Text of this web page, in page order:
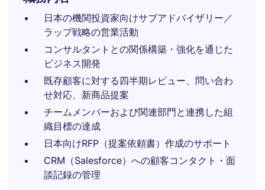
日本の機関投資家向けサブアドバイザリー／
ラップ戦略の営業活動
コンサルタントとの関係構築・強化を通じた
ビジネス開発
既存顧客に対する四半期レビュー、問い合わ
せ対応、新商品提案
チームメンバーおよび関連部門と連携した組
織目標の達成
日本向けRFP（提案依頼書）作成のサポート
CRM（Salesforce）への顧客コンタクト・面
談記録の管理